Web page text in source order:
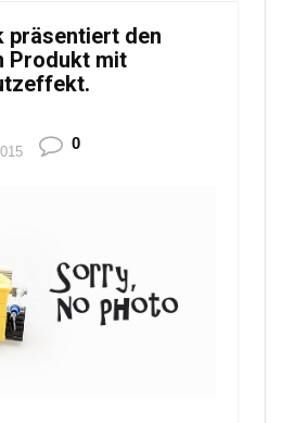
präsentiert den
Produkt mit
0